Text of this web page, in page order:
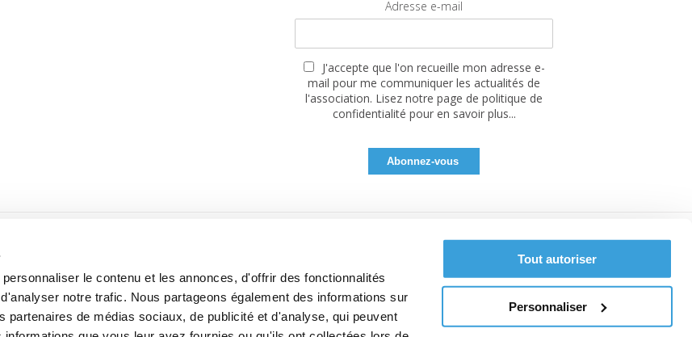
le contenu et les annonces, d'offrir des fonctionnalités
notre trafic. Nous partageons également des informations sur
partenaires de médias sociaux, de publicité et d'analyse, qui peuvent
Tout autoriser
Personnaliser
Adresse e-mail
J'accepte que l'on recueille mon adresse e-
mail pour me communiquer les actualités de
l'association. Lisez notre page de politique de
confidentialité pour en savoir plus...